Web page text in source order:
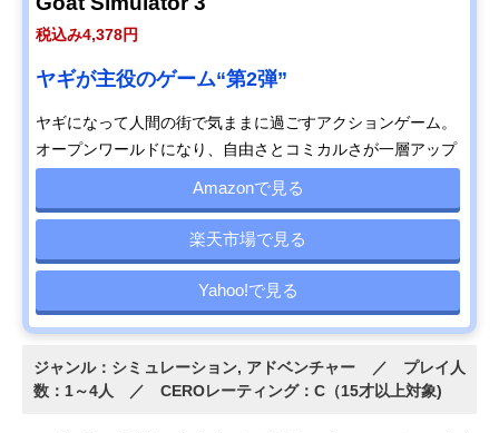
税込み4,378円
ヤギが主役のゲーム“第2弾”
ヤギになって人間の街で気ままに過ごすアクションゲーム。
オープンワールドになり、自由さとコミカルさが一層アップ
Amazonで見る
楽天市場で見る
Yahoo!で見る
ジャンル：シミュレーション, アドベンチャー ／ プレイ人
数：1～4人 ／ CEROレーティング：C（15才以上対象)